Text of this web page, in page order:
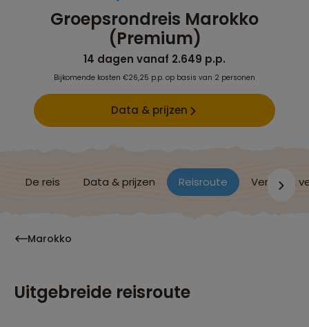
Groepsrondreis Marokko
(Premium)
14 dagen vanaf 2.649 p.p.
Bijkomende kosten €26,25 p.p. op basis van 2 personen
Data & prijzen
De reis Data & prijzen Reisroute Verblijf &
Marokko
Uitgebreide reisroute